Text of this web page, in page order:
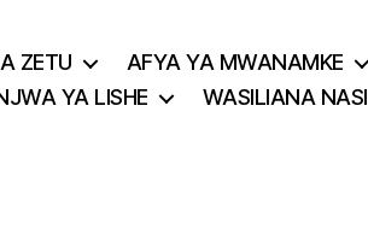
ZETU
AFYA YA MWANAMKE
YA LISHE
WASILIANA NASI